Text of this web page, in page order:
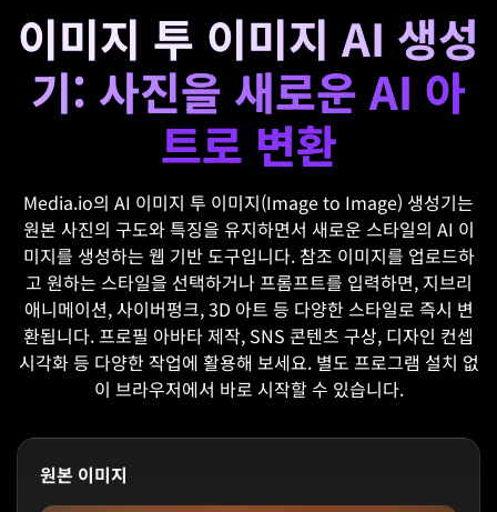
이미지 투 이미지 AI 생성
기: 사진을 새로운 AI 아
트로 변환
Media.io의 AI 이미지 투 이미지(Image to Image) 생성기는
원본 사진의 구도와 특징을 유지하면서 새로운 스타일의 AI 이
미지를 생성하는 웹 기반 도구입니다. 참조 이미지를 업로드하
고 원하는 스타일을 선택하거나 프롬프트를 입력하면, 지브리
애니메이션, 사이버펑크, 3D 아트 등 다양한 스타일로 즉시 변
환됩니다. 프로필 아바타 제작, SNS 콘텐츠 구상, 디자인 컨셉
시각화 등 다양한 작업에 활용해 보세요. 별도 프로그램 설치 없
이 브라우저에서 바로 시작할 수 있습니다.
원본 이미지